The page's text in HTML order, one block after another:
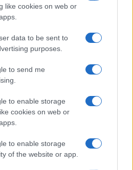
like cookies on web or
data to be sent to
purposes.
to send me
to enable storage
cookies on web or
to enable storage
of the website or app.
per il weekend a Olbia e in
vip svela come fa
dopo le polemiche il centro
chiude
di sosta contro spaccio e degrado: